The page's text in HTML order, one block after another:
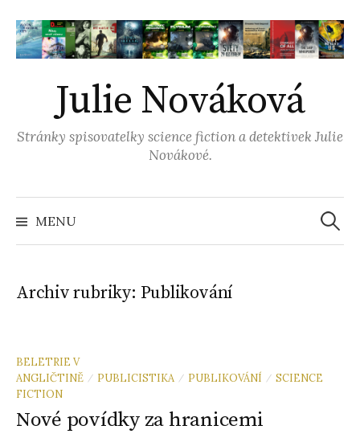
ř
e
k
a
h
w
u
Julie Nováková
Stránky spisovatelky science fiction a detektivek Julie
Novákové.
MENU V
Archiv rubriky: Publikování
BELETRIE V
ANGLIČTINĚ
/ PUBLICISTIKA / PUBLIKOVÁNÍ / SCIENCE
FICTION
Nové povídky za hranicemi